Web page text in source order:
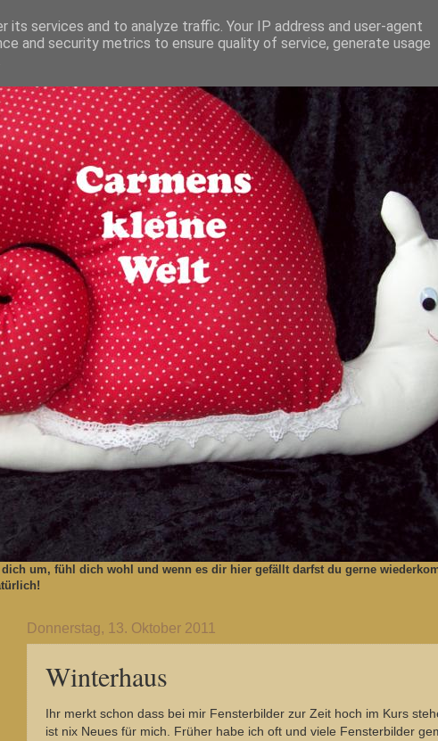
um, fühl dich wohl und wenn es dir hier gefällt darfst du gerne
Donnerstag, 13. Oktober 2011
Winterhaus
Ihr merkt schon dass bei mir Fensterbilder zur Zeit hoch im Kurs
ist nix Neues für mich. Früher habe ich oft und viele Fensterbilder
services and to analyze traffic. Your IP address and user-agent
and security metrics to ensure quality of service, generate usage